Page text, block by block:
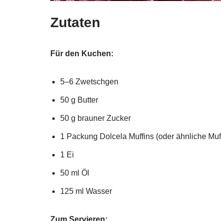
Zutaten
Für den Kuchen:
5–6 Zwetschgen
50 g Butter
50 g brauner Zucker
1 Packung Dolcela Muffins (oder ähnliche
1 Ei
50 ml Öl
125 ml Wasser
Zum Servieren: